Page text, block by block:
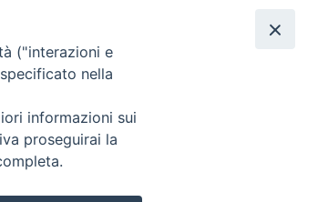
YouTube
Channel
Feed
Informativa Privacy
COPYRIGHT © 2013-2025
("interazioni e
nella
informazioni sui
proseguirai la